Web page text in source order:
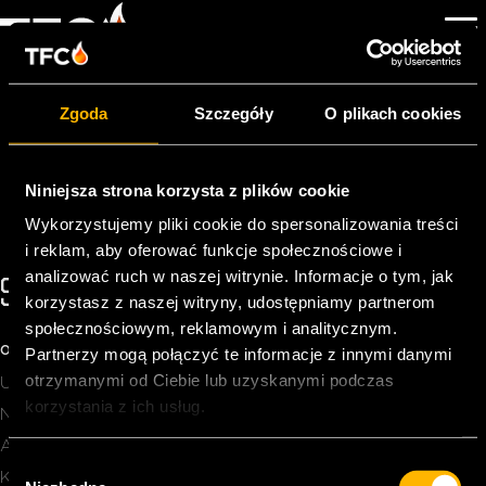
Zgoda Szczegóły O plikach cookies
Niniejsza strona korzysta z plików cookie
Wykorzystujemy pliki cookie do spersonalizowania treści
i reklam, aby oferować funkcje społecznościowe i
analizować ruch w naszej witrynie. Informacje o tym, jak
korzystasz z naszej witryny, udostępniamy partnerom
społecznościowym, reklamowym i analitycznym.
Partnerzy mogą połączyć te informacje z innymi danymi
otrzymanymi od Ciebie lub uzyskanymi podczas
korzystania z ich usług.
SENIOR
FINANCIEEL
MEDEWERK(ST)ER
PrzezPageking Support | 2023-02-15
SKONTAKTUJ SIĘ Z NAMI!
INFO@TFC-POWER.COM
+31 74 2783966
O TFC
Usługi
News
About Us
Kontakt